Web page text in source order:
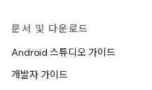
문서 및 다운로드
Android 스튜디오 가이드
개발자 가이드